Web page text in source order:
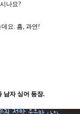
나요?
요. 흠, 과연!
남자 싱어 등장.